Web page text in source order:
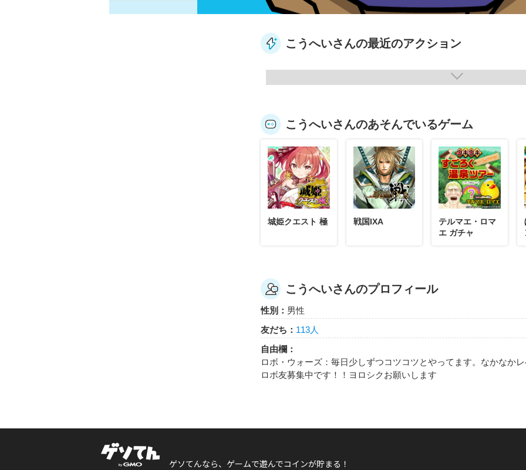
こうへいさんの最近のアクション
こうへいさんのあそんでいるゲーム
城姫クエスト 極 戦国IXA
テルマエ・ロマ
エ ガチャ
こうへいさんのプロフィール
性別： 男性
友だち： 113人
自由欄：
ロボ・ウォーズ：毎日少しずつコツコツとやってます。なかなか
ロボ友募集中です！！ヨロシクお願いします
ゲソてんなら、ゲームで遊んでコインが貯まる！